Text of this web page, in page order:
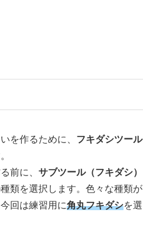
を作るために、 フキダシツール
前に、 サブツール（フキダシ）
類を選択します。色々な種類が
回は練習用に角丸フキダシを選